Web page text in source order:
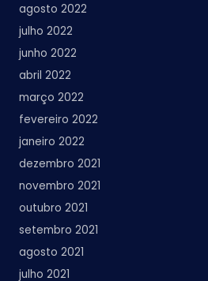
agosto 2022
julho 2022
junho 2022
abril 2022
março 2022
fevereiro 2022
janeiro 2022
dezembro 2021
novembro 2021
outubro 2021
setembro 2021
agosto 2021
julho 2021